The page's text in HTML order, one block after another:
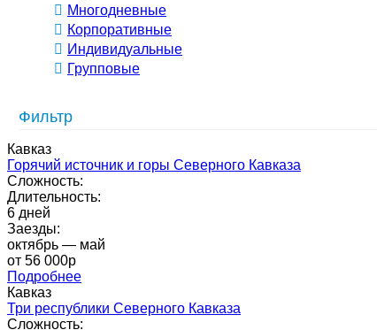
Многодневные
Корпоративные
Индивидуальные
Групповые
Фильтр
Кавказ
Горячий источник и горы Северного Кавказа
Сложность:
Длительность:
6 дней
Заезды:
октябрь — май
от 56 000p
Подробнее
Кавказ
Три республики Северного Кавказа
Сложность: